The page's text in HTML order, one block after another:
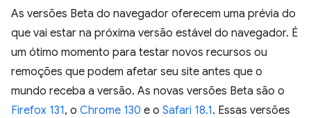
As versões Beta do navegador oferecem uma prévia do
que vai estar na próxima versão estável do navegador. É
um ótimo momento para testar novos recursos ou
remoções que podem afetar seu site antes que o
mundo receba a versão. As novas versões Beta são o
Firefox 131, o Chrome 130 e o Safari 18.1. Essas versões